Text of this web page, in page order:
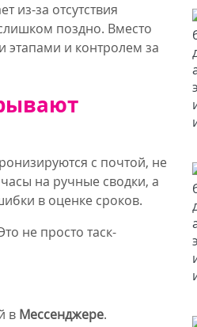
из-за отсутствия
поздно. Вместо
и контролем за
с почтой, не
на ручные сводки, а
в оценке сроков.
не просто таск-
в Мессенджере.